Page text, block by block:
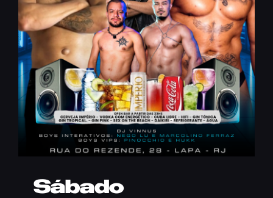
Sábado